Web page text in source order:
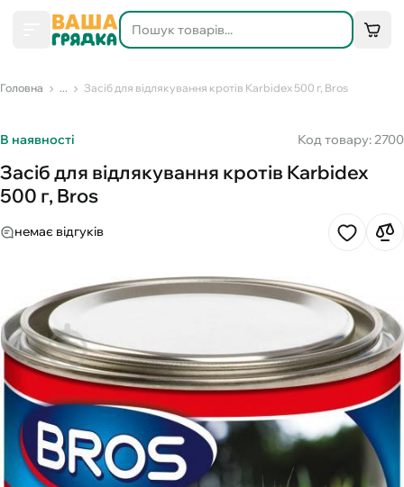
Головна ... Засіб для відлякування кротів Karbidex 500 г, Bros
В наявності Код товару: 2700
Засіб для відлякування кротів Karbidex
500 г, Bros
немає відгуків